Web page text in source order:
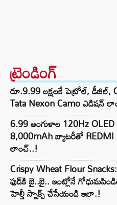
ట్రెండింగ్‌
రూ.9.99 లక్షలకే పెట్రోల్, డీజిల్,
Tata Nexon Camo ఎడిషన్
6.99 అంగుళాల 120Hz OLED
8,000mAh బ్యాటరీతో REDMI
లాంచ్..!
Crispy Wheat Flour
ఫుడ్‌కి బై..బై.. ఇంట్లోనే
హెల్తీ స్నాక్స్ చేసేయండి ఇలా.!